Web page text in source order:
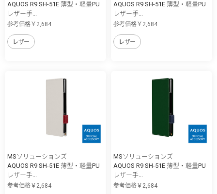
AQUOS R9 SH-51E 薄型・軽量PU
レザー手...
参考価格￥2,684
レザー
AQUOS R9 SH-51E 薄型・軽量PU
レザー手...
参考価格￥2,684
レザー
MSソリューションズ
AQUOS R9 SH-51E 薄型・軽量PU
レザー手...
参考価格￥2,684
MSソリューションズ
AQUOS R9 SH-51E 薄型・軽量PU
レザー手...
参考価格￥2,684